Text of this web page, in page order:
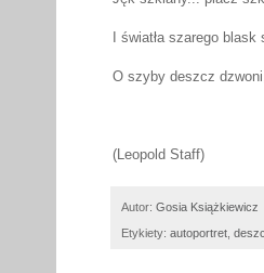
I światła szarego blask
O szyby deszcz
(Leopold Staff)
Autor: Gosia Książkiewicz
Etykiety: autoportret